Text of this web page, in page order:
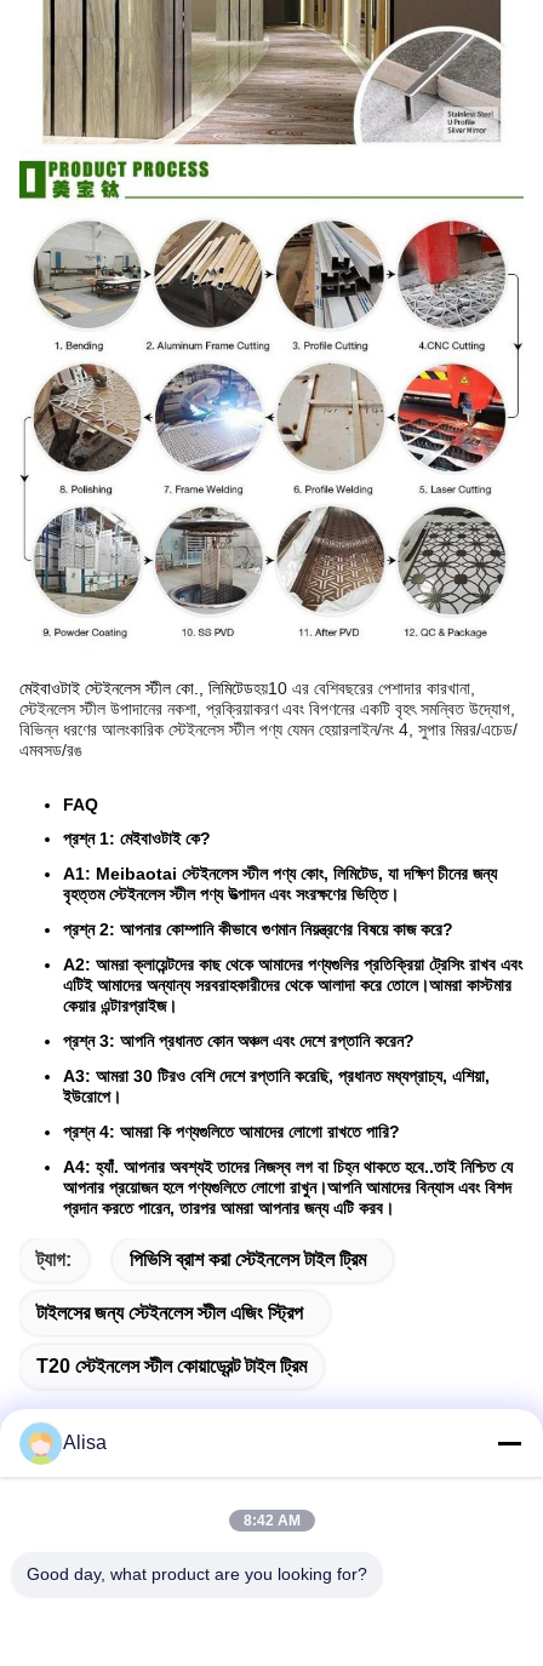
মেইবাওটাই স্টেইনলেস স্টীল কো., লিমিটেডহয়10 এর বেশিবছরের পেশাদার কারখানা,
স্টেইনলেস স্টীল উপাদানের নকশা, প্রক্রিয়াকরণ এবং বিপণনের একটি বৃহৎ সমন্বিত উদ্যোগ,
বিভিন্ন ধরণের আলংকারিক স্টেইনলেস স্টীল পণ্য যেমন হেয়ারলাইন/নং 4, সুপার মিরর/এচেড/
এমবসড/রঙ
FAQ
প্রশ্ন 1: মেইবাওটাই কে?
A1: Meibaotai স্টেইনলেস স্টীল পণ্য কোং, লিমিটেড, যা দক্ষিণ চীনের জন্য
বৃহত্তম স্টেইনলেস স্টীল পণ্য উত্পাদন এবং সংরক্ষণের ভিত্তি।
প্রশ্ন 2: আপনার কোম্পানি কীভাবে গুণমান নিয়ন্ত্রণের বিষয়ে কাজ করে?
A2: আমরা ক্লায়েন্টদের কাছ থেকে আমাদের পণ্যগুলির প্রতিক্রিয়া ট্রেসিং রাখব এবং
এটিই আমাদের অন্যান্য সরবরাহকারীদের থেকে আলাদা করে তোলে।আমরা কাস্টমার
কেয়ার এন্টারপ্রাইজ।
প্রশ্ন 3: আপনি প্রধানত কোন অঞ্চল এবং দেশে রপ্তানি করেন?
A3: আমরা 30 টিরও বেশি দেশে রপ্তানি করেছি, প্রধানত মধ্যপ্রাচ্য, এশিয়া,
ইউরোপে।
প্রশ্ন 4: আমরা কি পণ্যগুলিতে আমাদের লোগো রাখতে পারি?
A4: হ্যাঁ. আপনার অবশ্যই তাদের নিজস্ব লগ বা চিহ্ন থাকতে হবে..তাই নিশ্চিত যে
আপনার প্রয়োজন হলে পণ্যগুলিতে লোগো রাখুন।আপনি আমাদের বিন্যাস এবং বিশদ
প্রদান করতে পারেন, তারপর আমরা আপনার জন্য এটি করব।
ট্যাগ: পিভিসি ব্রাশ করা স্টেইনলেস টাইল ট্রিম
টাইলসের জন্য স্টেইনলেস স্টীল এজিং স্ট্রিপ
T20 স্টেইনলেস স্টীল কোয়াড্রেন্ট টাইল ট্রিম
ঠিকানা
Alisa
8:42 AM
Good day, what product are you looking for?